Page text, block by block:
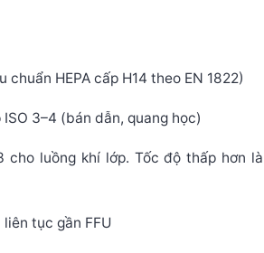
HEPA cấp H14 theo EN 1822)
3–4 (bán dẫn, quang học)
cho luồng khí lớp. Tốc độ thấp hơn là
tục gần FFU